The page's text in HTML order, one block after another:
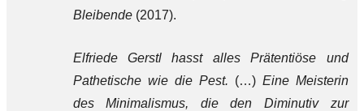
Bleibende(2017).
Elfriede Gerstl hasst alles Prätentiöse und
Pathetische wie die Pest. (…) Eine Meisterin
des Minimalismus, die den Diminutiv zur